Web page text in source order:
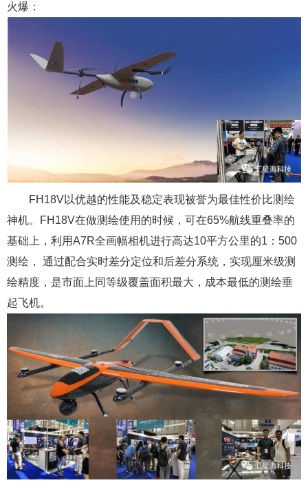
火爆：
FH18V以优越的性能及稳定表现被誉为最佳性价比测绘
神机。FH18V在做测绘使用的时候，可在65%航线重叠率的
基础上，利用A7R全画幅相机进行高达10平方公里的1：500
测绘， 通过配合实时差分定位和后差分系统，实现厘米级测
绘精度，是市面上同等级覆盖面积最大，成本最低的测绘垂
起飞机。